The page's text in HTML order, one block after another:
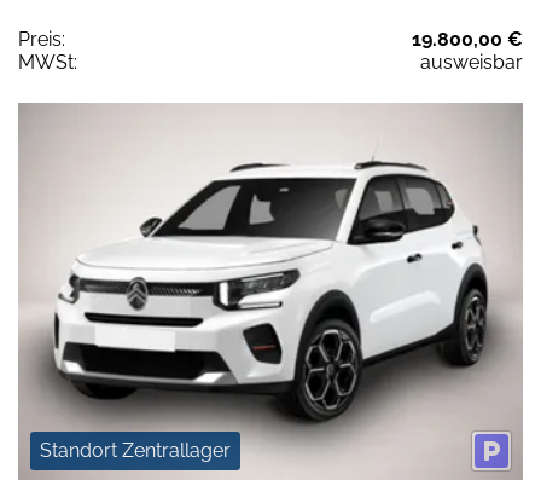
Preis:
19.800,00 €
MWSt:
ausweisbar
Standort Zentrallager